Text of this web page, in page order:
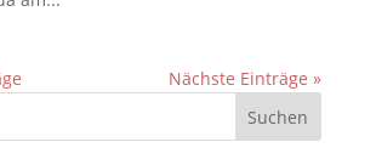
Nächste Einträge »